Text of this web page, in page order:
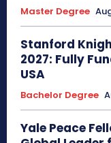
Master Degree
Stanford
2027: Fully
USA
Bachelor Degree
Yale Peace